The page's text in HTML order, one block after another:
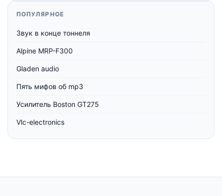
ПОПУЛЯРНОЕ
Звук в конце тоннеля
Alpine MRP-F300
Gladen audio
Пять мифов об mp3
Усилитель Boston GT275
Vlc-electronics